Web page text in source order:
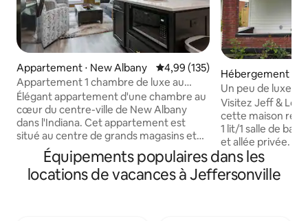
Appartement ⋅ New Albany Évaluation moyenne sur la
4,99 (135)
Appartement 1 chambre de luxe au
centre-ville près de Louisville KY
Élégant appartement d'une chambre au
cœur du centre-ville de New Albany
dans l'Indiana. Cet appartement est
situé au centre de grands magasins et
de restaurants fantastiques dans le
centre-ville de New Albany, tous
accessibles à pied, à 10 minutes du
Hébergement ⋅
e
Un peu de luxe à
Visitez Jeff &
cette maison
1 lit/1 salle de
et allée privée. À
des parcs,
centre-ville de
plafonds, espace
Équipements populaires dans les
locations de vacances à Jeffersonville